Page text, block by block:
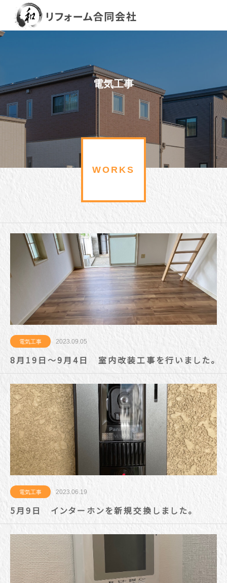
電気工事
WORKS
電気工事 2023.09.05
8月19日～9月4日 室内改装工事を行いました。
電気工事 2023.06.19
5月9日 インターホンを新規交換しました。